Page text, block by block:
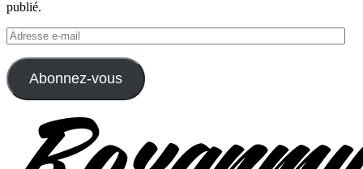
publié.
Adresse
e-
mail
Abonnez-vous